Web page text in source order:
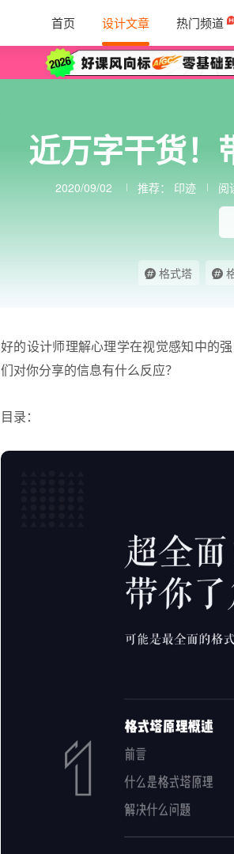
首页 设计文章 热门频道
近万字干货！
2020/09/02 推荐： 印迹 阅
格式塔
好的设计师理解心理学在视觉感知中的
们对你分享的信息有什么反应？
目录：